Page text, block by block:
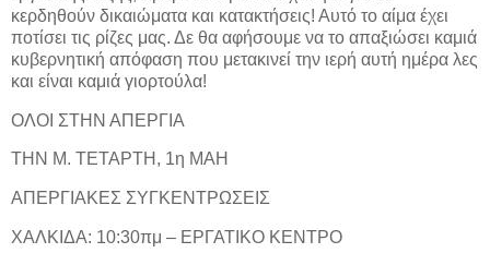
κερδηθούν δικαιώματα και κατακτήσεις! Αυτό το αίμα έχει
ποτίσει τις ρίζες μας. Δε θα αφήσουμε να το απαξιώσει καμιά
κυβερνητική απόφαση που μετακινεί την ιερή αυτή ημέρα λες
και είναι καμιά γιορτούλα!
ΟΛΟΙ ΣΤΗΝ ΑΠΕΡΓΙΑ
ΤΗΝ Μ. ΤΕΤΑΡΤΗ, 1η ΜΑΗ
ΑΠΕΡΓΙΑΚΕΣ ΣΥΓΚΕΝΤΡΩΣΕΙΣ
ΧΑΛΚΙΔΑ: 10:30πμ – ΕΡΓΑΤΙΚΟ ΚΕΝΤΡΟ